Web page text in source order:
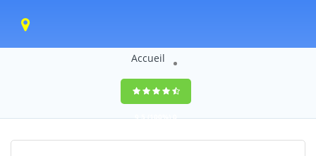
Accueil
9,5(100%)0
votes